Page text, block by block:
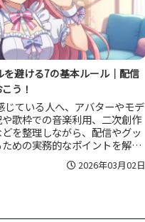
避ける7の基本ルール｜配信
う！
ている人へ、アバターやモデ
歌枠での音楽利用、二次創作
を整理しながら、配信やグッ
めの実務的なポイントを解説
おきたい基本と、迷ったときの
2026年03月02日